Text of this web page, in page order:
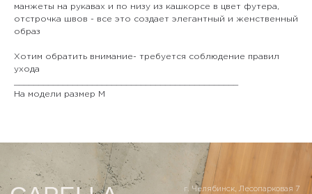
манжеты на рукавах и по низу из кашкорсе в цвет футера,
отстрочка швов - все это создает элегантный и женственный
образ
Хотим обратить внимание- требуется соблюдение правил
ухода
На модели размер M